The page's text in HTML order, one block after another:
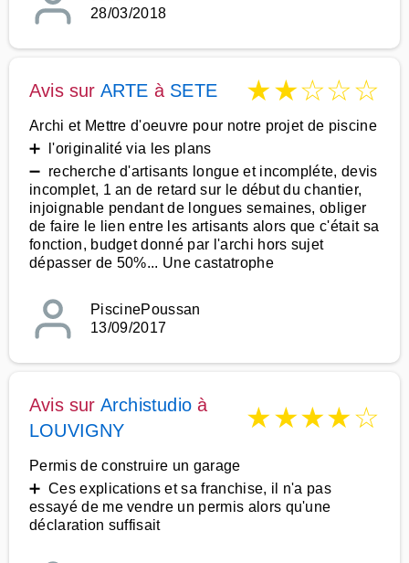
28/03/2018
Avis sur ARTE à SETE ★★☆☆☆
Archi et Mettre d'oeuvre pour notre projet de piscine
➕ l'originalité via les plans
➖ recherche d'artisants longue et incompléte, devis
incomplet, 1 an de retard sur le début du chantier,
injoignable pendant de longues semaines, obliger
de faire le lien entre les artisants alors que c'était sa
fonction, budget donné par l'archi hors sujet
dépasser de 50%... Une castatrophe
PiscinePoussan
13/09/2017
Avis sur Archistudio à
LOUVIGNY
★★★★☆
Permis de construire un garage
➕ Ces explications et sa franchise, il n'a pas
essayé de me vendre un permis alors qu'une
déclaration suffisait